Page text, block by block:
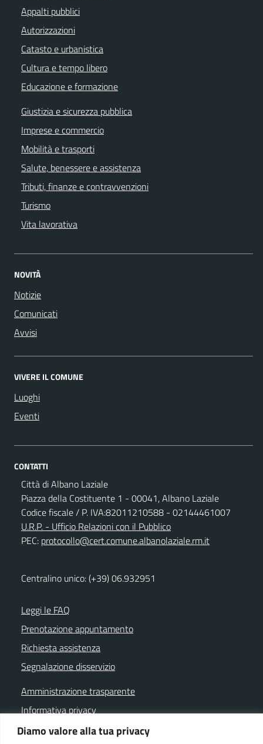
Diamo valore alla tua privacy
Appalti pubblici
Autorizzazioni
Catasto e urbanistica
Cultura e tempo libero
Educazione e formazione
Giustizia e sicurezza pubblica
Imprese e commercio
Mobilità e trasporti
Salute, benessere e assistenza
Tributi, finanze e contravvenzioni
Turismo
Vita lavorativa
NOVITÀ
Notizie
Comunicati
Avvisi
VIVERE IL COMUNE
Luoghi
Eventi
CONTATTI
Città di Albano Laziale
Piazza della Costituente 1 - 00041, Albano Laziale
Codice fiscale / P. IVA:82011210588 - 02144461007
U.R.P. - Ufficio Relazioni con il Pubblico
PEC: protocollo@cert.comune.albanolaziale.rm.it
Centralino unico: (+39) 06.932951
Leggi le FAQ
Prenotazione appuntamento
Richiesta assistenza
Segnalazione disservizio
Amministrazione trasparente
Informativa privacy
Note legali